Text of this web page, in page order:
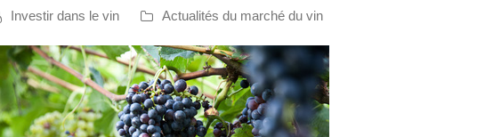
Investir dans le vin Actualités du marché du vin